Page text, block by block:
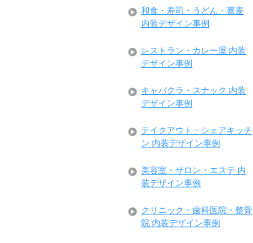
和食・寿司・うどん・蕎麦
内装デザイン事例
レストラン・カレー屋 内装
デザイン事例
キャバクラ・スナック 内装
デザイン事例
テイクアウト・シェアキッチ
ン 内装デザイン事例
美容室・サロン・エステ 内
装デザイン事例
クリニック・歯科医院・整骨
院 内装デザイン事例